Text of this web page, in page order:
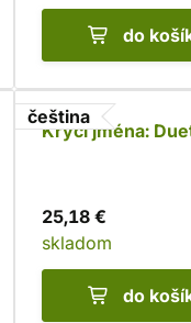
do
čeština
Krycí jména:
25,18 €
skladom
do